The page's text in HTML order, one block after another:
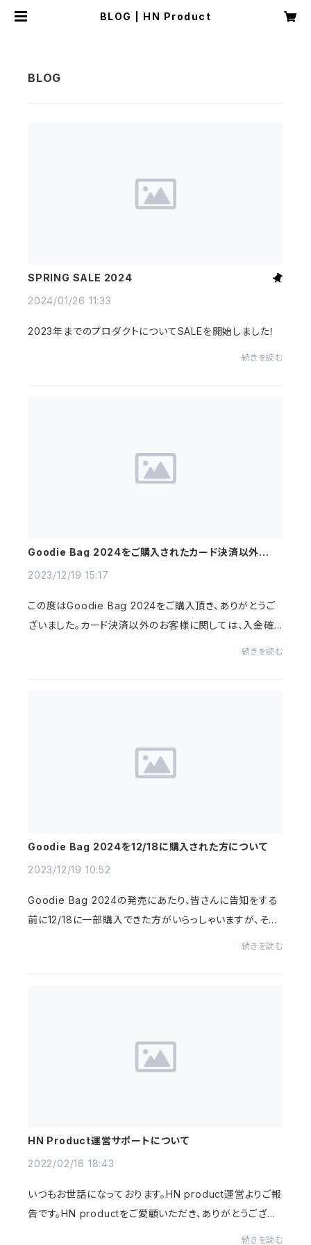
BLOG | HN Product
SPRING SALE 2024
2024/01/26 11:33
2023年までのプロダクトについてSALEを開始しました！
続きを読む
Goodie Bag 2024をご購入されたカード決済以外のお
2023/12/19 15:17
この度はGoodie Bag 2024をご購入頂き、ありがとうご
ざいました。カード決済以外のお客様に関しては、入金確
続きを読む
Goodie Bag 2024を12/18に購入された方について
2023/12/19 10:52
Goodie Bag 2024の発売にあたり、皆さんに告知をする
前に12/18に一部購入できた方がいらっしゃいますが、そち
続きを読む
HN Product運営サポートについて
2022/02/16 18:43
いつもお世話になっております。HN product運営よりご報
告です。HN productをご愛顧いただき、ありがとうござい
続きを読む